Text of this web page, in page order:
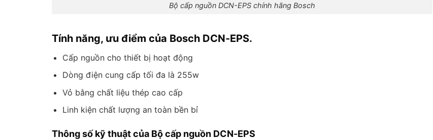
Bộ cấp nguồn DCN-EPS chính hãng Bosch
Tính năng, ưu điểm của Bosch DCN-EPS.
Cấp nguồn cho thiết bị hoạt động
Dòng điện cung cấp tối đa là 255w
Vỏ bằng chất liệu thép cao cấp
Linh kiện chất lượng an toàn bền bỉ
Thông số kỹ thuật của Bộ cấp nguồn DCN-EPS